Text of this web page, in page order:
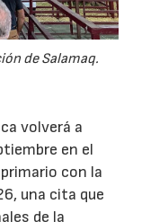
de Salamaq.
volverá a
en el
con la
una cita que
de la